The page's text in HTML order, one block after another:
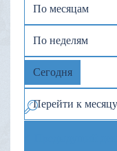
По месяцам
По неделям
Сегодня
Перейти к месяцу